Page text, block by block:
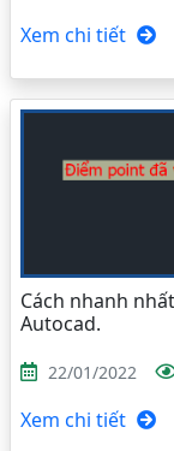
Xem chi tiết
Cách nhanh
Autocad.
22/01/2022
Xem chi tiết